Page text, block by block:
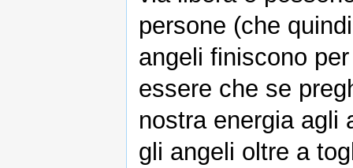
persone (che
angeli finiscono
essere che se
nostra energia agli
gli angeli oltre a